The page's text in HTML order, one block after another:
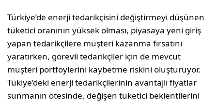
Türkiye’de enerji tedarikçisini değiştirmeyi düşünen
tüketici oranının yüksek olması, piyasaya yeni giriş
yapan tedarikçilere müşteri kazanma fırsatını
yaratırken, görevli tedarikçiler için de mevcut
müşteri portföylerini kaybetme riskini oluşturuyor.
Tükiye’deki enerji tedarikçilerinin avantajlı fiyatlar
sunmanın ötesinde, değişen tüketici beklentilerini